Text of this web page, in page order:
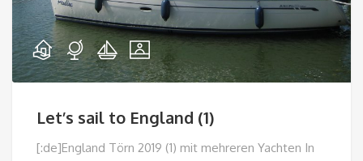
Let’s sail to England (1)
[:de]England Törn 2019 (1) mit mehreren Yachten In